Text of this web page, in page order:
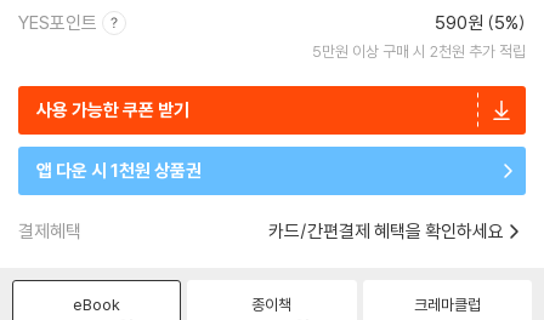
YES포인트 590원 (5%)
5만원 이상 구매 시 2천원 추가 적립
사용 가능한 쿠폰 받기
앱 다운 시 1천원 상품권
결제혜택 카드/간편결제 혜택을 확인하세요
eBook 종이책
크레마클럽